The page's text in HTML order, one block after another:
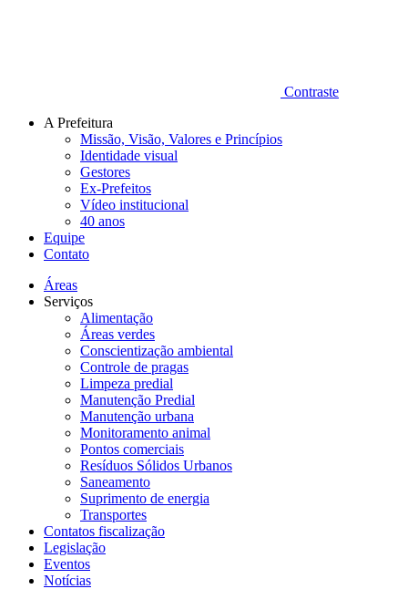
Contraste
A Prefeitura
Missão, Visão, Valores e Princípios
Identidade visual
Gestores
Ex-Prefeitos
Vídeo institucional
40 anos
Equipe
Contato
Áreas
Serviços
Alimentação
Áreas verdes
Conscientização ambiental
Controle de pragas
Limpeza predial
Manutenção Predial
Manutenção urbana
Monitoramento animal
Pontos comerciais
Resíduos Sólidos Urbanos
Saneamento
Suprimento de energia
Transportes
Contatos fiscalização
Legislação
Eventos
Notícias